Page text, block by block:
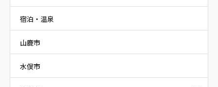
宿泊・温泉
山鹿市
水俣市